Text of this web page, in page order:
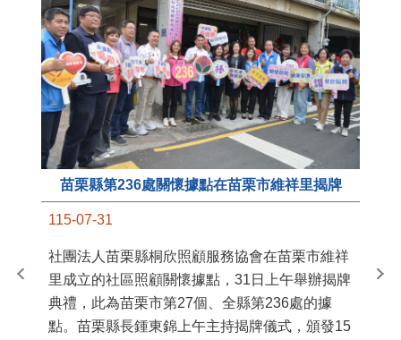
苗栗縣第236處關懷據點在苗栗市維祥里揭牌
115-07-31
社團法人苗栗縣桐欣照顧服務協會在苗栗市維祥
里成立的社區照顧關懷據點，31日上午舉辦揭牌
典禮，此為苗栗市第27個、全縣第236處的據
點。苗栗縣長鍾東錦上午主持揭牌儀式，頒發15
苗